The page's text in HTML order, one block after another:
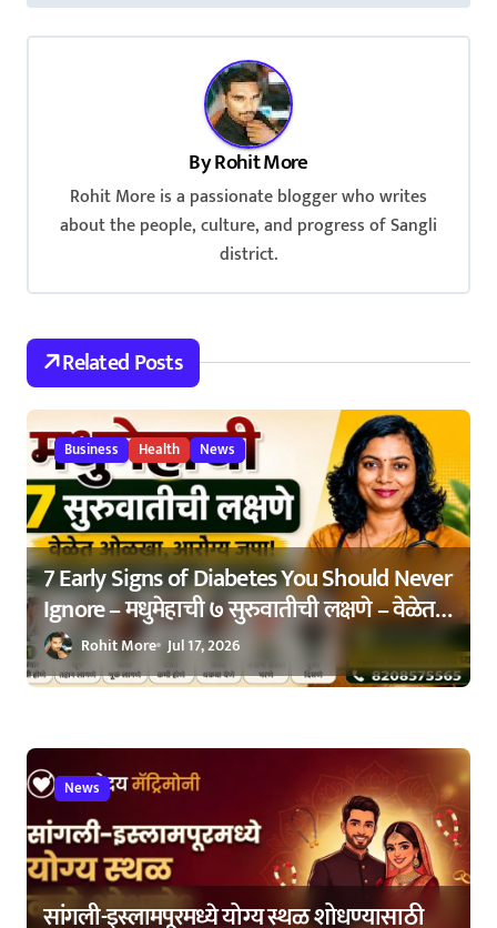
ByRohit More
Rohit More is a passionate blogger who writes
about the people, culture, and progress of Sangli
district.
Related Posts
Business Health News
7 Early Signs of Diabetes You Should Never
Ignore – मधुमेहाची ७ सुरुवातीची लक्षणे – वेळेत
ओळखा, आरोग्य जपा
Rohit More Jul 17, 2026
News
सांगली-इस्लामपूरमध्ये योग्य स्थळ शोधण्यासाठी